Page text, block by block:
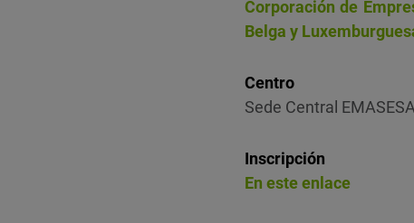
Corporación de
Belga y
Centro
Sede Central EMASESA
Inscripción
En este enlace